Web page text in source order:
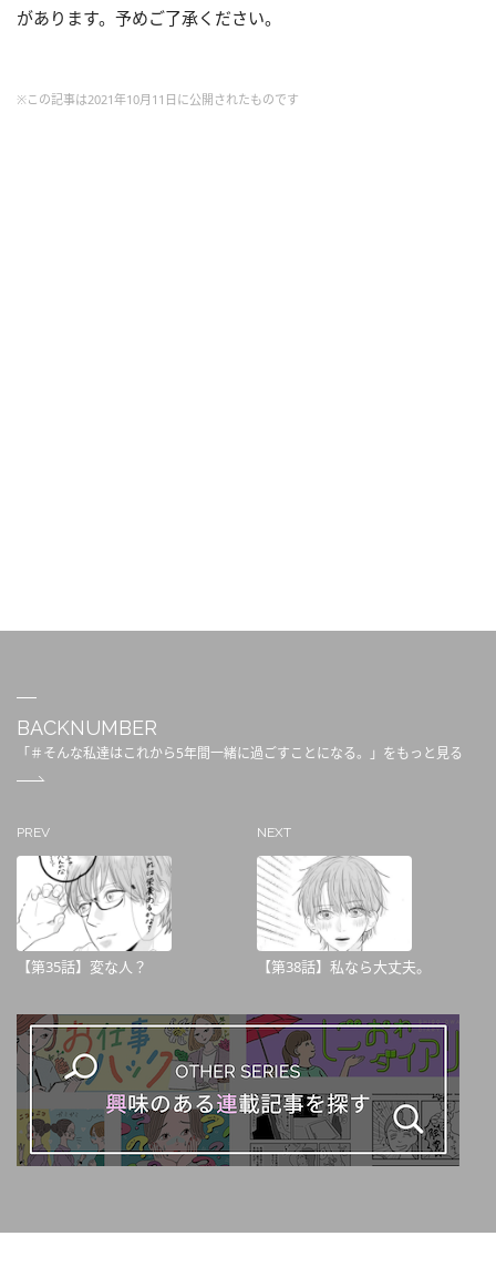
があります。予めご了承ください。
※この記事は2021年10月11日に公開されたものです
BACKNUMBER
「＃そんな私達はこれから5年間一緒に過ごすことになる。」をもっと見る
PREV
【第35話】変な人？
NEXT
【第38話】私なら大丈夫。